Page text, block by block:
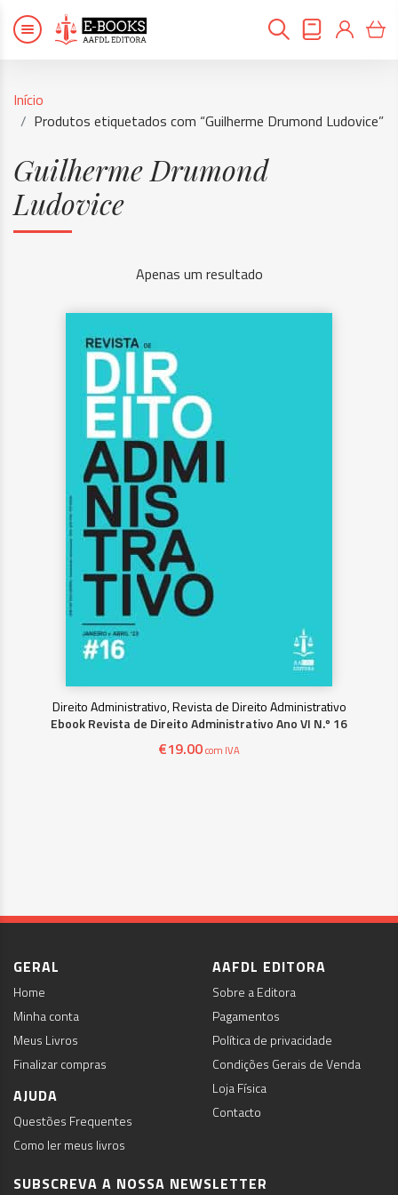
Início
Produtos etiquetados com “Guilherme Drumond Ludovice”
Guilherme Drumond
Ludovice
Apenas um resultado
Direito Administrativo, Revista de Direito Administrativo
Ebook Revista de Direito Administrativo Ano VI N.º 16
€19.00com IVA
GERAL
Home
Minha conta
Meus Livros
Finalizar compras
AJUDA
Questões Frequentes
Como ler meus livros
AAFDL EDITORA
Sobre a Editora
Pagamentos
Política de privacidade
Condições Gerais de Venda
Loja Física
Contacto
SUBSCREVA A NOSSA NEWSLETTER